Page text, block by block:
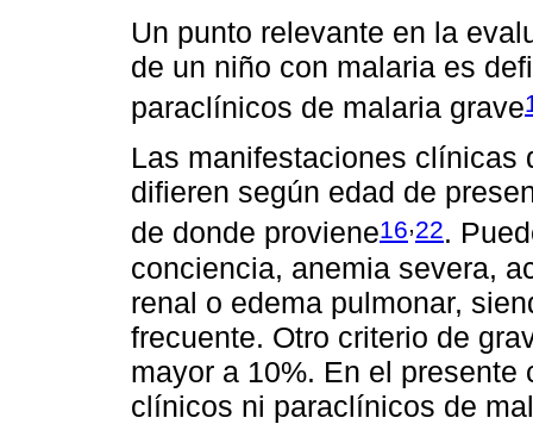
Un punto relevante en la
de un niño con malaria es
paraclínicos de malaria grave
Las manifestaciones clínicas
difieren según edad de
de donde proviene16,22.
conciencia, anemia severa,
renal o edema pulmonar,
frecuente. Otro criterio de
mayor a 10%. En el
clínicos ni paraclínicos de